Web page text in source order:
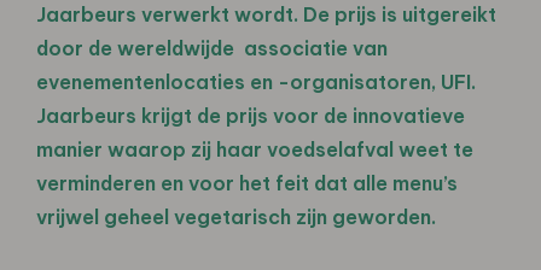
Jaarbeurs verwerkt wordt. De prijs is uitgereikt
door de wereldwijde associatie van
evenementenlocaties en -organisatoren, UFI.
Jaarbeurs krijgt de prijs voor de innovatieve
manier waarop zij haar voedselafval weet te
verminderen en voor het feit dat alle menu’s
vrijwel geheel vegetarisch zijn geworden.